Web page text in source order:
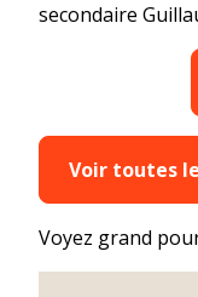
secondaire
Voir toutes
Voyez grand